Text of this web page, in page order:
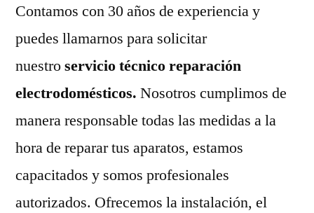
Contamos con 30 años de experiencia y
puedes llamarnos para solicitar
nuestroservicio técnico reparación
electrodomésticos. Nosotros cumplimos de
manera responsable todas las medidas a la
hora de reparar tus aparatos, estamos
capacitados y somos profesionales
autorizados. Ofrecemos la instalación, el